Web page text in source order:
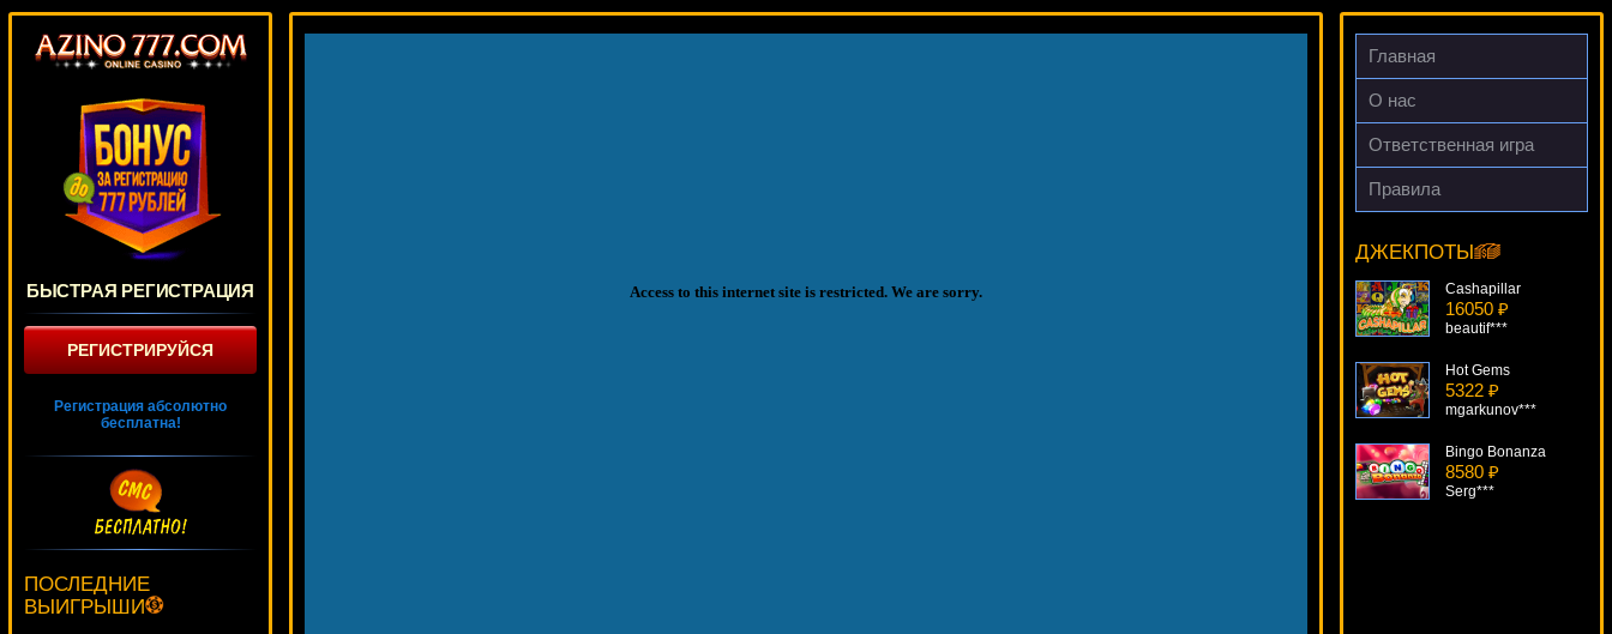
БЫСТРАЯ РЕГИСТРАЦИЯ
РЕГИСТРИРУЙСЯ
Регистрация абсолютно
бесплатна!
ПОСЛЕДНИЕ
ВЫИГРЫШИ
4248 ₽
number***
Главная
О нас
Ответственная игра
Правила
ДЖЕКПОТЫ
Ghost Pirates
number***
Cashapillar
16050 ₽
beautif***
Hot Gems
5322 ₽
mgarkunov***
Bingo Bonanza
8580 ₽
Serg***